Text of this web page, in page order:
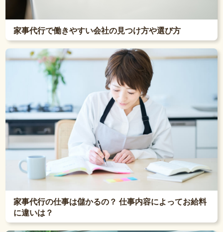
家事代行で働きやすい会社の見つけ方や選び方
家事代行の仕事は儲かるの？ 仕事内容によってお給料
に違いは？